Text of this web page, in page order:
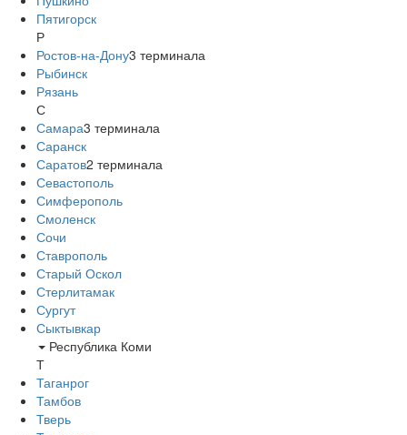
Пятигорск
Р
Ростов-на-Дону3 терминала
Рыбинск
Рязань
С
Самара3 терминала
Саранск
Саратов2 терминала
Севастополь
Симферополь
Смоленск
Сочи
Ставрополь
Старый Оскол
Стерлитамак
Сургут
Сыктывкар
Республика Коми
Т
Таганрог
Тамбов
Тверь